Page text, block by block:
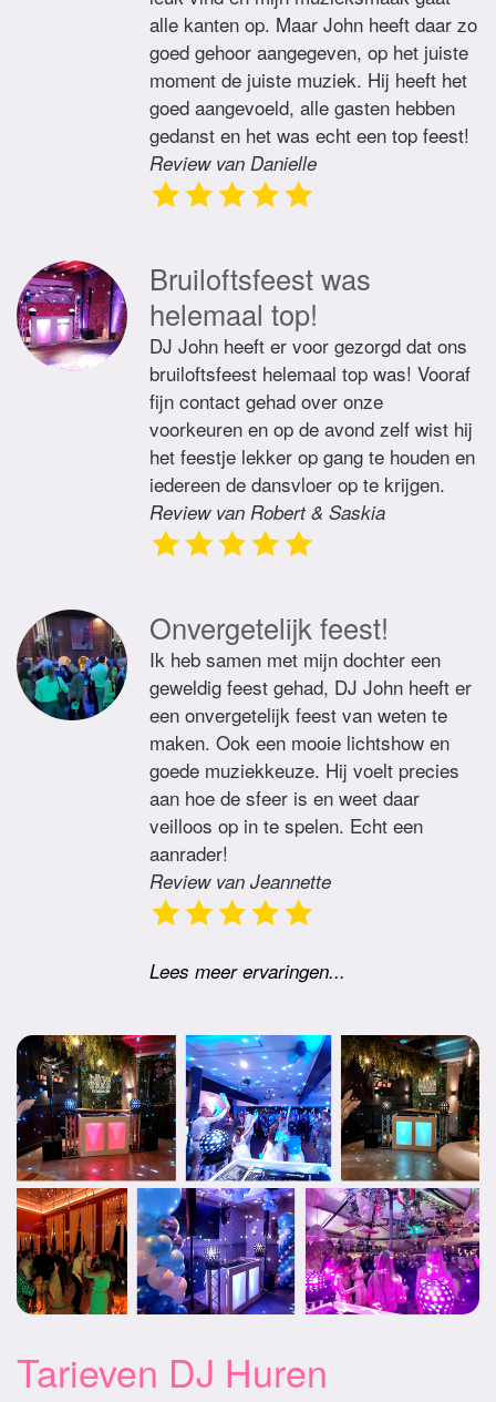
alle kanten op. Maar John heeft daar zo
goed gehoor aangegeven, op het juiste
moment de juiste muziek. Hij heeft het
goed aangevoeld, alle gasten hebben
gedanst en het was echt een top feest!
Review van Danielle
Bruiloftsfeest was
helemaal top!
DJ John heeft er voor gezorgd dat ons
bruiloftsfeest helemaal top was! Vooraf
fijn contact gehad over onze
voorkeuren en op de avond zelf wist hij
het feestje lekker op gang te houden en
iedereen de dansvloer op te krijgen.
Review van Robert & Saskia
Onvergetelijk feest!
Ik heb samen met mijn dochter een
geweldig feest gehad, DJ John heeft er
een onvergetelijk feest van weten te
maken. Ook een mooie lichtshow en
goede muziekkeuze. Hij voelt precies
aan hoe de sfeer is en weet daar
veilloos op in te spelen. Echt een
aanrader!
Review van Jeannette
Lees meer ervaringen...
Tarieven DJ Huren